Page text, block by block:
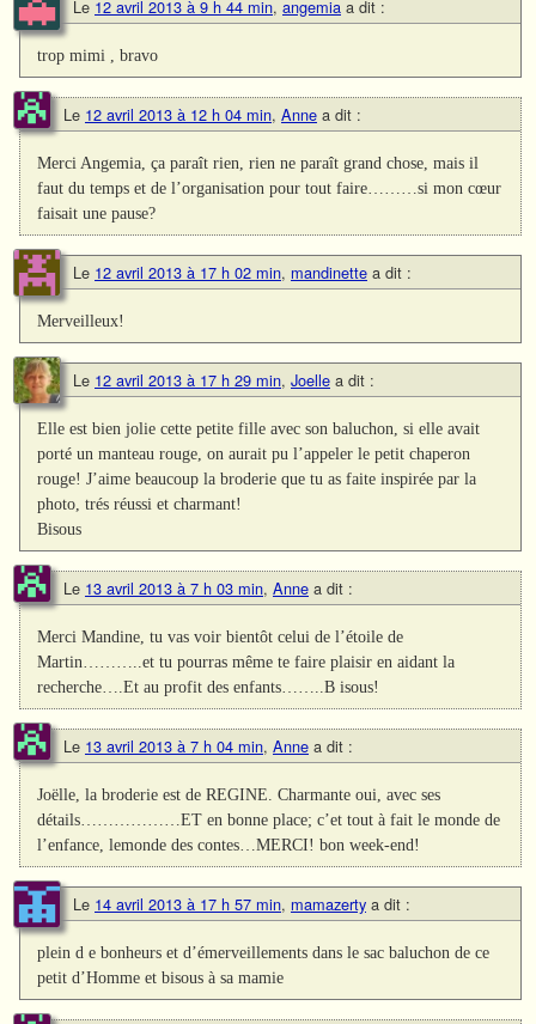
Le 12 avril 2013 à 9 h 44 min, angemia a dit :
trop mimi , bravo
Le 12 avril 2013 à 12 h 04 min, Anne a dit :
Merci Angemia, ça paraît rien, rien ne paraît grand chose, mais il
faut du temps et de l’organisation pour tout faire………si mon cœur
faisait une pause?
Le 12 avril 2013 à 17 h 02 min, mandinette a dit :
Merveilleux!
Le 12 avril 2013 à 17 h 29 min, Joelle a dit :
Elle est bien jolie cette petite fille avec son baluchon, si elle avait
porté un manteau rouge, on aurait pu l’appeler le petit chaperon
rouge! J’aime beaucoup la broderie que tu as faite inspirée par la
photo, trés réussi et charmant!
Bisous
Le 13 avril 2013 à 7 h 03 min, Anne a dit :
Merci Mandine, tu vas voir bientôt celui de l’étoile de
Martin………..et tu pourras même te faire plaisir en aidant la
recherche….Et au profit des enfants……..B isous!
Le 13 avril 2013 à 7 h 04 min, Anne a dit :
Joëlle, la broderie est de REGINE. Charmante oui, avec ses
détails………………ET en bonne place; c’et tout à fait le monde de
l’enfance, lemonde des contes…MERCI! bon week-end!
Le 14 avril 2013 à 17 h 57 min, mamazerty a dit :
plein d e bonheurs et d’émerveillements dans le sac baluchon de ce
petit d’Homme et bisous à sa mamie